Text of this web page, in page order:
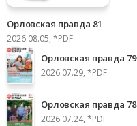
Орловская правда 81
2026.08.05, *PDF
Орловская правда 79
2026.07.29, *PDF
Орловская правда 78
2026.07.24, *PDF